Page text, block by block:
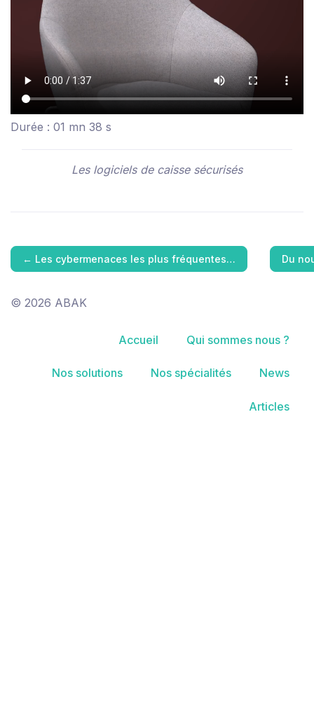
Durée : 01 mn 38 s
Les logiciels de caisse sécurisés
← Les cybermenaces les plus fréquentes… Du
© 2026 ABAK
Accueil Qui sommes nous ?
Nos solutions Nos spécialités News
Articles